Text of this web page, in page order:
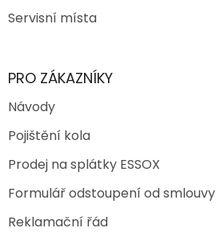
Servisní místa
PRO ZÁKAZNÍKY
Návody
Pojištění kola
Prodej na splátky ESSOX
Formulář odstoupení od smlouvy
Reklamační řád